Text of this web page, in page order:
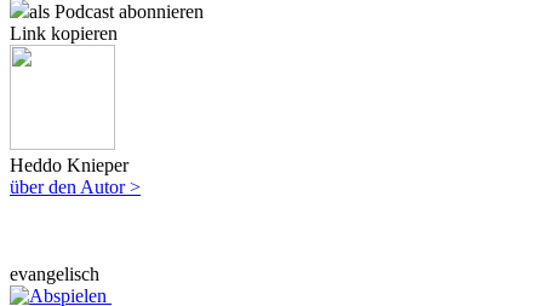
als Podcast abonnieren
Link kopieren
Heddo Knieper
über den Autor >
evangelisch